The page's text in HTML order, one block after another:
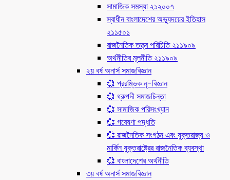
সামাজিক সমস্যা ২১২০০৭
স্বাধীন বাংলাদেশের অভ্যুদয়ের ইতিহাস
২১১৫০১
রাজনৈতিক তত্ত্ব পরিচিতি ২১১৯০৯
অর্থনীতির মূলনীতি ২১১৯০৯
২য় বর্ষ অনার্স সমাজবিজ্ঞান
💞 প্ররম্ভিক নৃ-বিজ্ঞান
💞 ধ্রুপদী সমাজচিন্তা
💞 সামাজিক পরিসংখ্যান
💞 গবেষণা পদ্ধতি
💞 রাজনৈতিক সংগঠন এবং যুক্তরাজ্য ও
মার্কিন যুক্তরাষ্ট্রের রাজনৈতিক ব্যবস্থা
💞 বাংলাদেশের অর্থনীতি
৩য় বর্ষ অনার্স সমাজবিজ্ঞান